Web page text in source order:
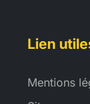
Lien
Mentions